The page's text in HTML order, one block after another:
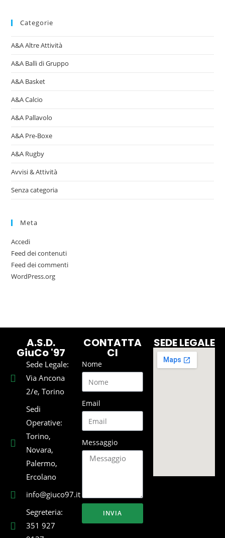
Categorie
A&A Altre Attività
A&A Balli di Gruppo
A&A Basket
A&A Calcio
A&A Pallavolo
A&A Pre-Boxe
A&A Rugby
Avvisi & Attività
Senza categoria
Meta
Accedi
Feed dei contenuti
Feed dei commenti
WordPress.org
A.S.D.
GiuCo '97
Sede Legale:
Via Ancona
2/e, Torino
Sedi
Operative:
Torino,
Novara,
Palermo,
Ercolano
info@giuco97.it
Segreteria:
351 927
CONTATTA
CI
Nome
Email
Messaggio
INVIA
SEDE LEGALE